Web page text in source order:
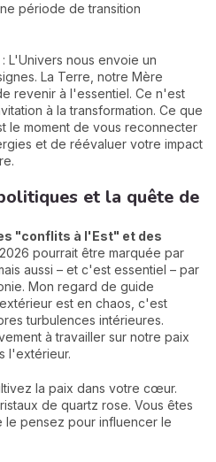
période de transition
L'Univers nous envoie un
La Terre, notre Mère
revenir à l'essentiel. Ce n'est
à la transformation. Ce que
le moment de vous reconnecter
et de réévaluer votre impact
et la quête de
"conflits à l'Est" et des
2026 pourrait être marquée par
aussi – et c'est essentiel – par
Mon regard de guide
est en chaos, c'est
turbulences intérieures.
à travailler sur notre paix
l'extérieur.
la paix dans votre cœur.
de quartz rose. Vous êtes
le pensez pour influencer le